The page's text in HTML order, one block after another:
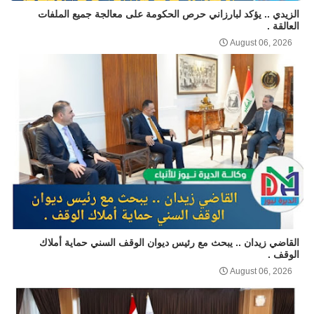
الزيدي .. يؤكد لبارزاني حرص الحكومة على معالجة جميع الملفات
العالقة .
August 06, 2026
القاضي زيدان .. يبحث مع رئيس ديوان الوقف السني حماية أملاك
الوقف .
August 06, 2026